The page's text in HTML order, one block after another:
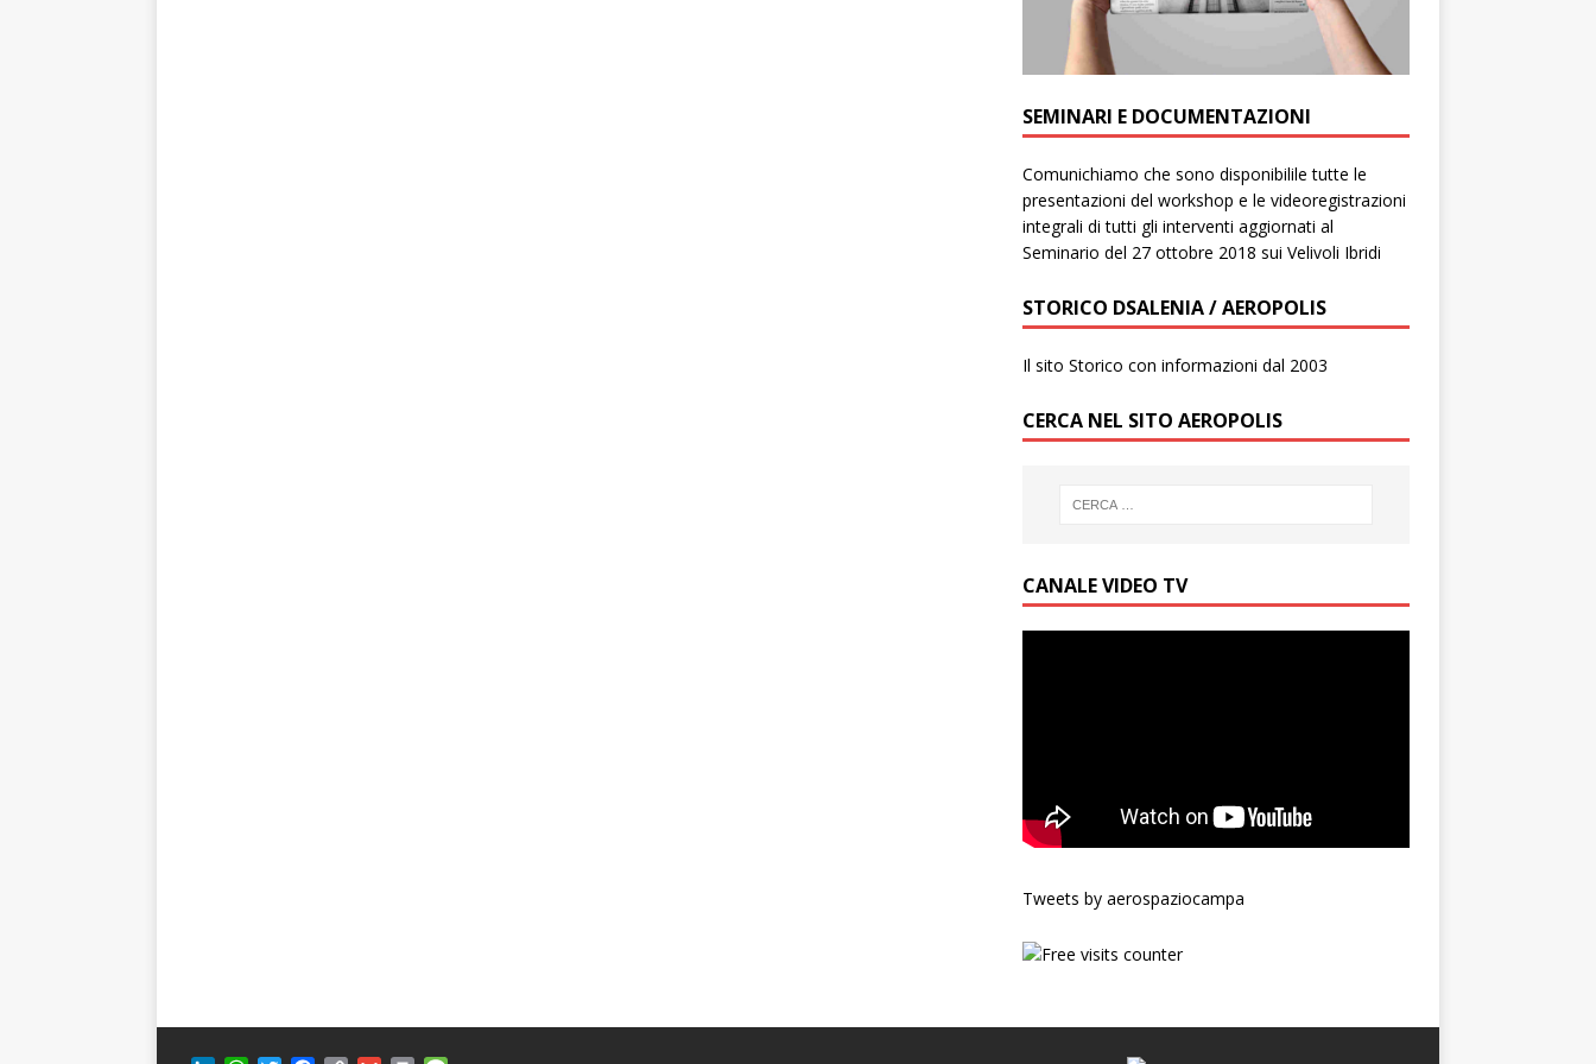
SEMINARI E DOCUMENTAZIONI
Comunichiamo che sono disponibilile tutte le
presentazioni del workshop e le videoregistrazioni
integrali di tutti gli interventi aggiornati al
Seminario del 27 ottobre 2018 sui Velivoli Ibridi
STORICO DSALENIA / AEROPOLIS
Il sito Storico con informazioni dal 2003
CERCA NEL SITO AEROPOLIS
CANALE VIDEO TV
Tweets by aerospaziocampa